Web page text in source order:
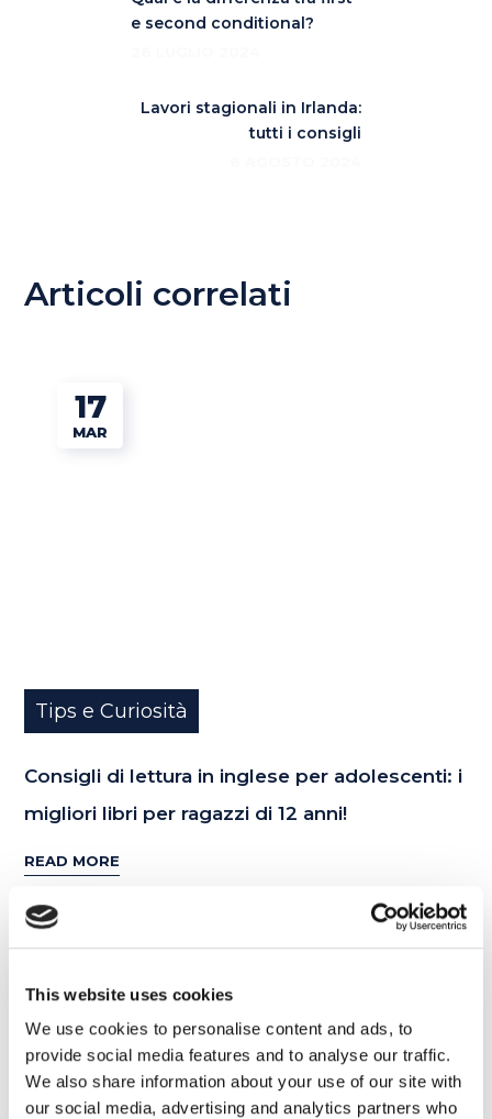
This website uses cookies
We use cookies to personalise content and ads, to
provide social media features and to analyse our traffic.
We also share information about your use of our site with
our social media, advertising and analytics partners who
e second conditional?
Lavori stagionali in Irlanda:
tutti i consigli
Articoli correlati
17
MAR
Tips e Curiosità
Consigli di lettura in inglese per adolescenti: i
migliori libri per ragazzi di 12 anni!
READ MORE
06